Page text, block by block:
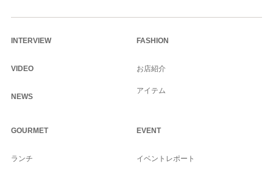
INTERVIEW
VIDEO
NEWS
FASHION
お店紹介
アイテム
GOURMET
ランチ
EVENT
イベントレポート